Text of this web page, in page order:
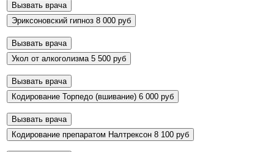
Вызвать врача
Эриксоновский гипноз 8 000 руб
Вызвать врача
Укол от алкоголизма 5 500 руб
Вызвать врача
Кодирование Торпедо (вшивание) 6 000 руб
Вызвать врача
Кодирование препаратом Налтрексон 8 100 руб